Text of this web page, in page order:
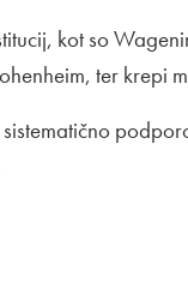
kot so
ter krepi